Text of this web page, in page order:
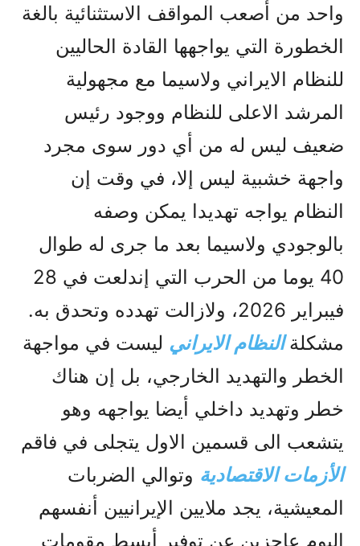
واحد من أصعب المواقف الاستثنائية بالغة
الخطورة التي يواجهها القادة الحاليين
للنظام الايراني ولاسيما مع مجهولية
المرشد الاعلى للنظام ووجود رئيس
ضعيف ليس له من أي دور سوى مجرد
واجهة خشبية ليس إلا، في وقت إن
النظام يواجه تهديدا يمکن وصفه
بالوجودي ولاسيما بعد ما جرى له طوال
40 يوما من الحرب التي إندلعت في 28
فيبراير 2026، ولازالت تهدده وتحدق به.
مشکلةالنظام الايراني ليست في مواجهة
الخطر والتهديد الخارجي، بل إن هناك
خطر وتهديد داخلي أيضا يواجهه وهو
يتشعب الى قسمين الاول يتجلى في فاقم
الأزمات الاقتصادية وتوالي الضربات
المعيشية، يجد ملايين الإيرانيين أنفسهم
اليوم عاجزين عن توفير أبسط مقومات